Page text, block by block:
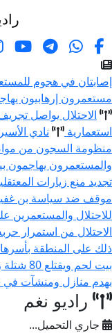
إصابتان في هجوم
مستعمرون إرهابيون
الاحتلال يواصل
استعمارية
نادي
منظومة السجون من
والمستعمرون يهاجمون
تجديد منع زيارات
موقف ضد سياسة بن
للاحتلال والمستعمرين
الاحتلال من استمرار
ذلك على المنطقة بأسرها
بيت لحم ويقتلع 80 شتلة زيتون ولوزيات
بهدم منازل ومنشآت
راديو نغم
جاري التحميل...